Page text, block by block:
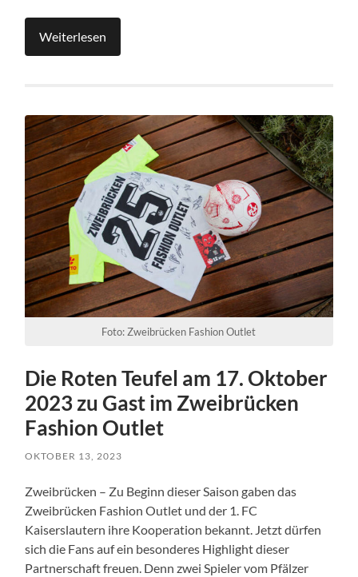
Weiterlesen
Foto: Zweibrücken Fashion Outlet
Die Roten Teufel am 17. Oktober
2023 zu Gast im Zweibrücken
Fashion Outlet
OKTOBER 13, 2023
Zweibrücken – Zu Beginn dieser Saison gaben das
Zweibrücken Fashion Outlet und der 1. FC
Kaiserslautern ihre Kooperation bekannt. Jetzt dürfen
sich die Fans auf ein besonderes Highlight dieser
Partnerschaft freuen. Denn zwei Spieler vom Pfälzer